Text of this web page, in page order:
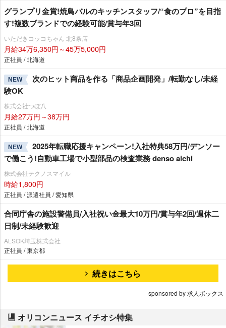
グランプリ金賞!焼鳥バルのキッチンスタッフ/“食のプロ”を目指
す!複数ブランドでの経験可能/賞与年3回
いただきコッコちゃん 北8条店
月給34万6,350円～45万5,000円
正社員 / 北海道
NEW
次のヒット商品を作る「商品企画開発」/転勤なし/未経
験OK
株式会社つぼ八
月給27万円～38万円
正社員 / 北海道
NEW
2025年転職応援キャンペーン!入社特典58万円/デンソー
で働こう!自動車工場で小型部品の検査業務 denso aichi
株式会社テクノスマイル
時給1,800円
正社員 / 派遣社員 / 愛知県
合同庁舎の施設警備員/入社祝い金最大10万円/賞与年2回/週休二
日制/未経験歓迎
ALSOK埼玉株式会社
正社員 / 東京都
続きはこちら
sponsored by 求人ボックス
オリコンニュース イチオシ特集